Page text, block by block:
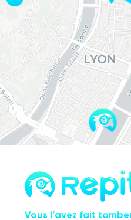
Vous l’avez fait